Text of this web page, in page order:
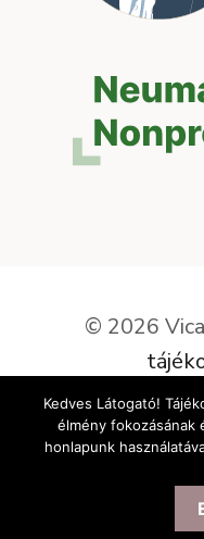
© 2026
Az
Kedves Látogató!
élmény fokozásának
honlapunk